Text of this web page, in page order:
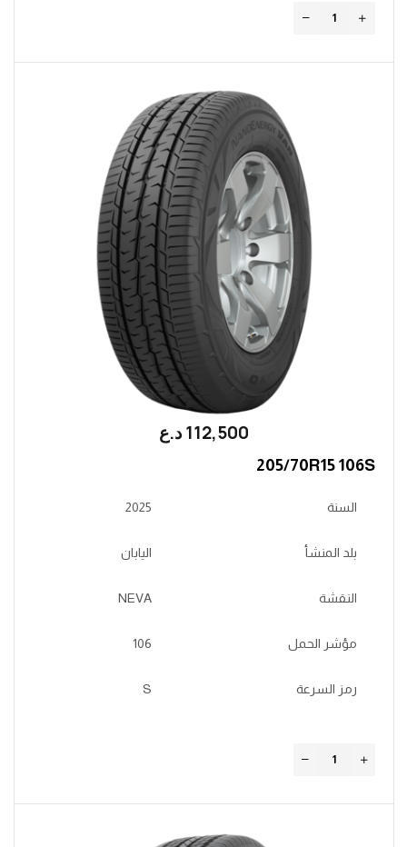
112,500؜د.؜ع
205/70R15 106S
السنة 2025
بلد المنشأ اليابان
النقشة NEVA
مؤشر الحمل 106
رمز السرعة S